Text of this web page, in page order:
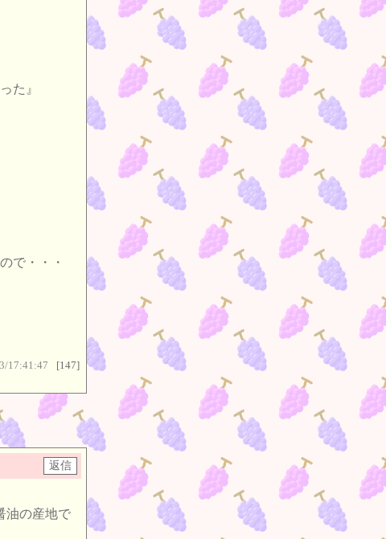
た』
で・・・
17:41:47 [147]
油の産地で